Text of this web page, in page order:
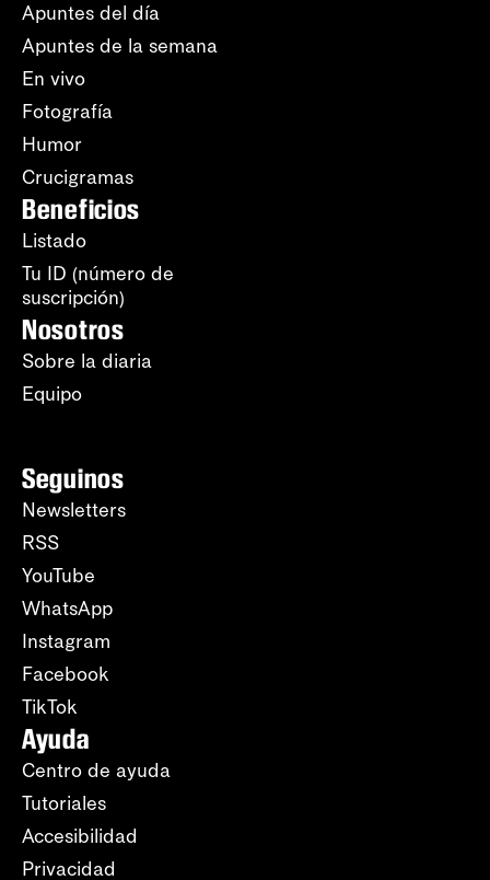
Apuntes del día
Apuntes de la semana
En vivo
Fotografía
Humor
Crucigramas
Beneficios
Listado
Tu ID (número de
suscripción)
Nosotros
Sobre la diaria
Equipo
Seguinos
Newsletters
RSS
YouTube
WhatsApp
Instagram
Facebook
TikTok
Ayuda
Centro de ayuda
Tutoriales
Accesibilidad
Privacidad